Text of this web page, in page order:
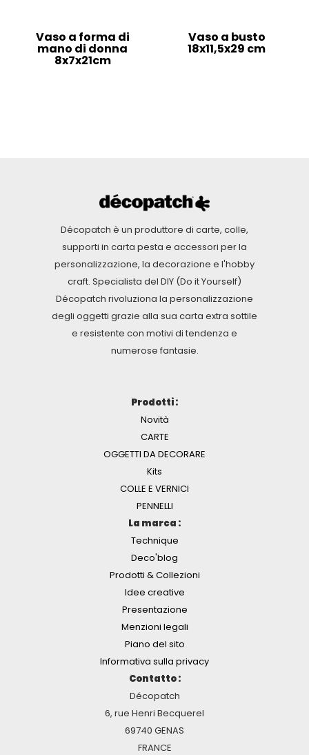
Vaso a forma di
mano di donna
8x7x21cm
Vaso a busto
18x11,5x29 cm
Décopatch è un produttore di carte, colle,
supporti in carta pesta e accessori per la
personalizzazione, la decorazione e l'hobby
craft. Specialista del DIY (Do it Yourself)
Décopatch rivoluziona la personalizzazione
degli oggetti grazie alla sua carta extra sottile
e resistente con motivi di tendenza e
numerose fantasie.
Prodotti :
Novità
CARTE
OGGETTI DA DECORARE
Kits
COLLE E VERNICI
PENNELLI
La marca :
Technique
Deco'blog
Prodotti & Collezioni
Idee creative
Presentazione
Menzioni legali
Piano del sito
Informativa sulla privacy
Contatto :
Décopatch
6, rue Henri Becquerel
69740 GENAS
FRANCE